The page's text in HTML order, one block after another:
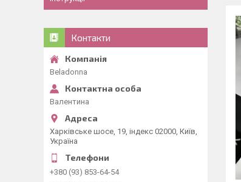
Контакти
Beladonna
Валентина
Харківське шосе, 19, індекс 02000, Київ,
Україна
+380 (93) 853-64-54